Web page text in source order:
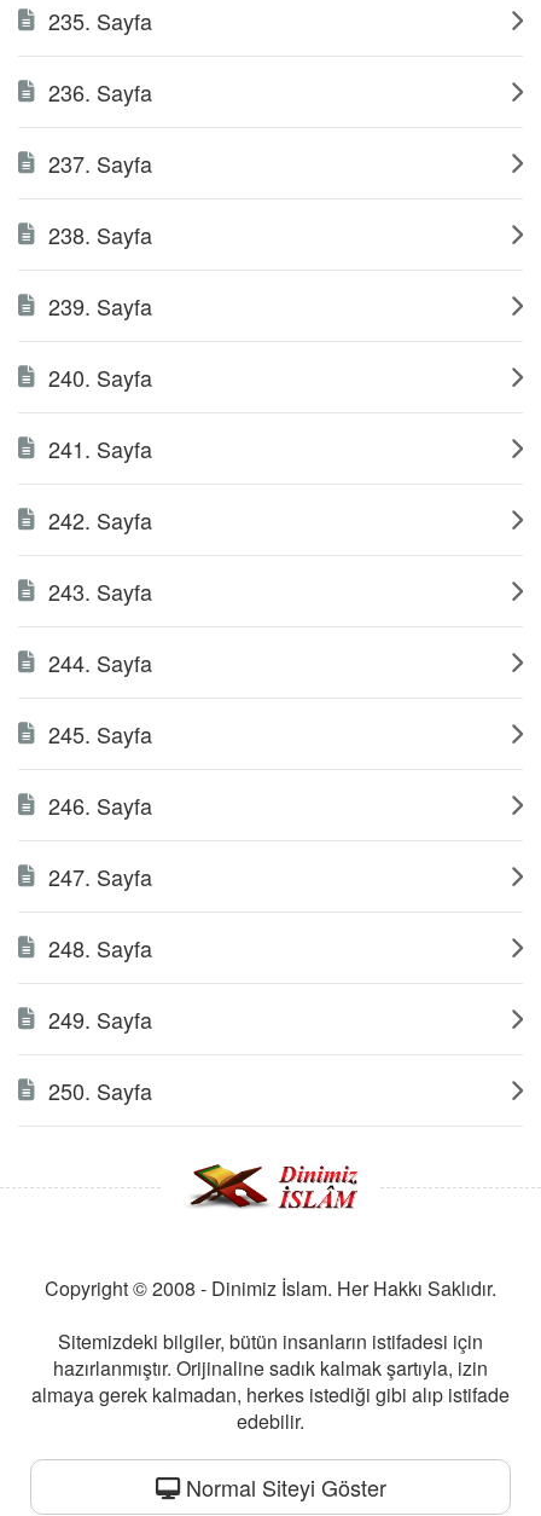
235. Sayfa
236. Sayfa
237. Sayfa
238. Sayfa
239. Sayfa
240. Sayfa
241. Sayfa
242. Sayfa
243. Sayfa
244. Sayfa
245. Sayfa
246. Sayfa
247. Sayfa
248. Sayfa
249. Sayfa
250. Sayfa
Copyright © 2008 - Dinimiz İslam. Her Hakkı Saklıdır.
Sitemizdeki bilgiler, bütün insanların istifadesi için
hazırlanmıştır. Orijinaline sadık kalmak şartıyla, izin
almaya gerek kalmadan, herkes istediği gibi alıp istifade
edebilir.
Normal Siteyi Göster